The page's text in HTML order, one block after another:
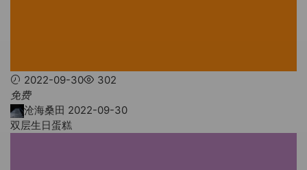
2022-09-30
302
免费
沧海桑田 2022-09-30
双层生日蛋糕